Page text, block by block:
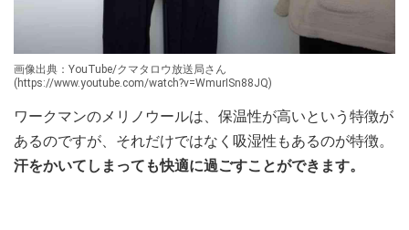
画像出典：YouTube/クマタロウ放送局さん
(https://www.youtube.com/watch?v=WmurISn88JQ)
ワークマンのメリノウールは、保温性が高いという特徴が
あるのですが、それだけではなく吸湿性もあるのが特徴。
汗をかいてしまっても快適に過ごすことができます。